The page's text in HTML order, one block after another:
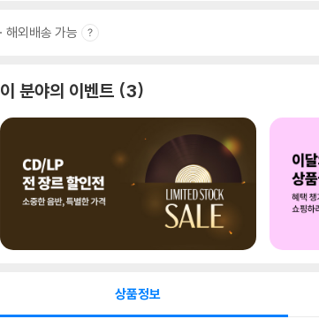
해외배송 가능
이 분야의 이벤트 3
상품정보